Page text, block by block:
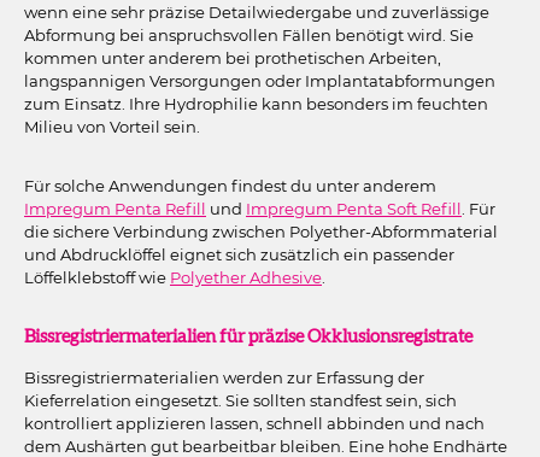
wenn eine sehr präzise Detailwiedergabe und zuverlässige
Abformung bei anspruchsvollen Fällen benötigt wird. Sie
kommen unter anderem bei prothetischen Arbeiten,
langspannigen Versorgungen oder Implantatabformungen
zum Einsatz. Ihre Hydrophilie kann besonders im feuchten
Milieu von Vorteil sein.
Für solche Anwendungen findest du unter anderem
Impregum Penta Refill und Impregum Penta Soft Refill. Für
die sichere Verbindung zwischen Polyether-Abformmaterial
und Abdrucklöffel eignet sich zusätzlich ein passender
Löffelklebstoff wie Polyether Adhesive.
Bissregistriermaterialien für präzise Okklusionsregistrate
Bissregistriermaterialien werden zur Erfassung der
Kieferrelation eingesetzt. Sie sollten standfest sein, sich
kontrolliert applizieren lassen, schnell abbinden und nach
dem Aushärten gut bearbeitbar bleiben. Eine hohe Endhärte